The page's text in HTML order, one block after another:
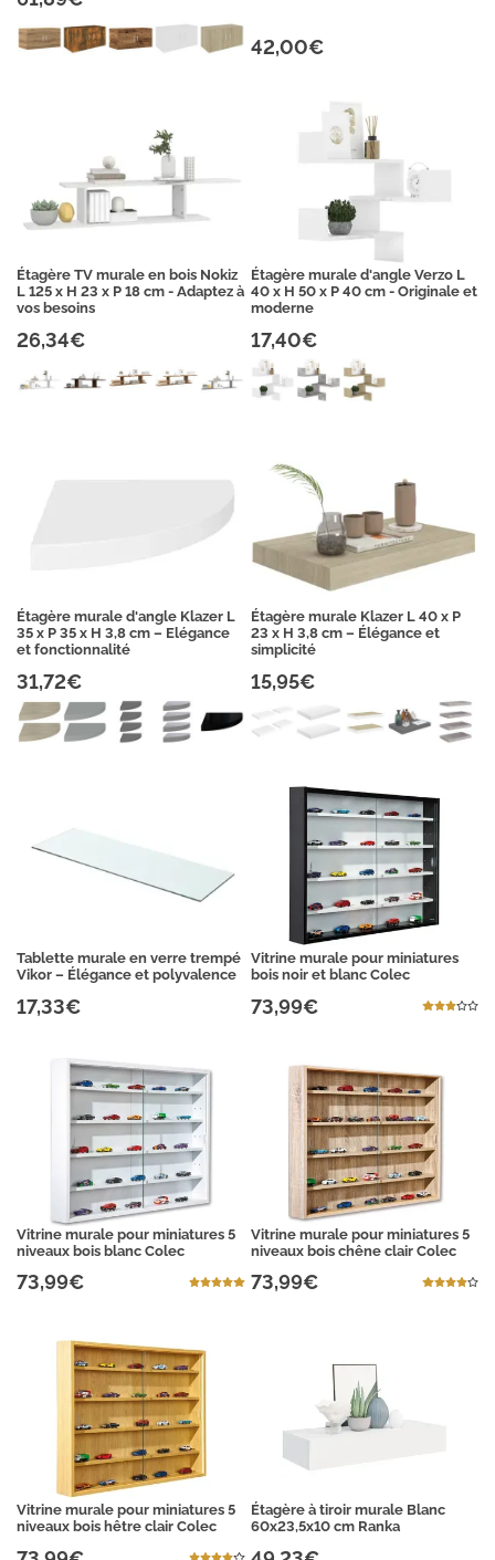
42,00€
Étagère TV murale en bois Nokiz
L 125 x H 23 x P 18 cm - Adaptez à
vos besoins
26,34€
Étagère murale d'angle Verzo L
40 x H 50 x P 40 cm - Originale et
moderne
17,40€
Étagère murale d'angle Klazer L
35 x P 35 x H 3,8 cm – Elégance
et fonctionnalité
31,72€
Étagère murale Klazer L 40 x P
23 x H 3,8 cm – Élégance et
simplicité
15,95€
Tablette murale en verre trempé
Vikor – Élégance et polyvalence
17,33€
Vitrine murale pour miniatures
bois noir et blanc Colec
73,99€
Vitrine murale pour miniatures 5
niveaux bois blanc Colec
73,99€
Vitrine murale pour miniatures 5
niveaux bois chêne clair Colec
73,99€
Vitrine murale pour miniatures 5
niveaux bois hêtre clair Colec
Étagère à tiroir murale Blanc
60x23,5x10 cm Ranka